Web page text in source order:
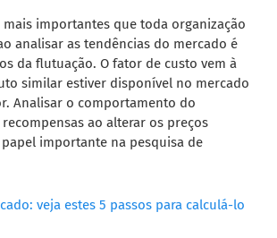
mais importantes que toda organização
analisar as tendências do mercado é
da flutuação. O fator de custo vem à
similar estiver disponível no mercado
Analisar o comportamento do
ao alterar os preços
importante na pesquisa de
veja estes 5 passos para calculá-lo